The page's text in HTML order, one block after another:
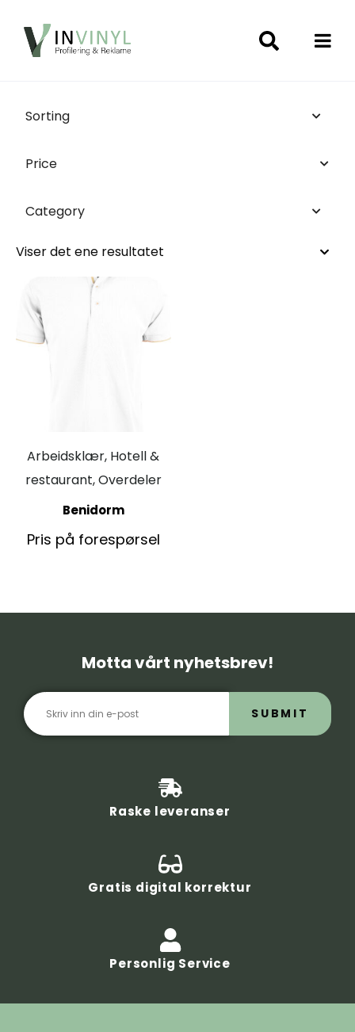
Sorting
Price
Category
Viser det ene resultatet
Arbeidsklær, Hotell &
restaurant, Overdeler
Benidorm
Pris på forespørsel
Motta vårt nyhetsbrev!
SUBMIT
Raske leveranser
Gratis digital korrektur
Personlig Service